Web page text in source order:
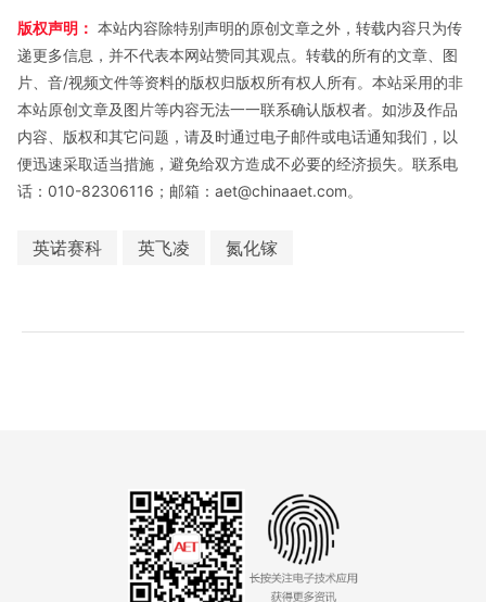
版权声明： 本站内容除特别声明的原创文章之外，转载内容只为传
递更多信息，并不代表本网站赞同其观点。转载的所有的文章、图
片、音/视频文件等资料的版权归版权所有权人所有。本站采用的非
本站原创文章及图片等内容无法一一联系确认版权者。如涉及作品
内容、版权和其它问题，请及时通过电子邮件或电话通知我们，以
便迅速采取适当措施，避免给双方造成不必要的经济损失。联系电
话：010-82306116；邮箱：aet@chinaaet.com。
英诺赛科 英飞凌 氮化镓